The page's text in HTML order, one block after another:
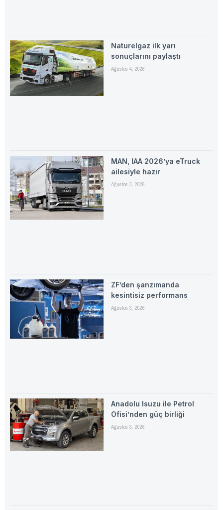
Naturelgaz ilk yarı
sonuçlarını paylaştı
Ağustos 4, 2026
MAN, IAA 2026’ya eTruck
ailesiyle hazır
Ağustos 3, 2026
ZF’den şanzımanda
kesintisiz performans
Ağustos 3, 2026
Anadolu Isuzu ile Petrol
Ofisi’nden güç birliği
Ağustos 3, 2026